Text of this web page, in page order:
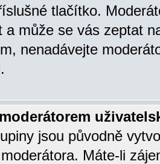
tlačítko.
a může se vás zeptat
nenadávejte
jsou původně
Máte-li